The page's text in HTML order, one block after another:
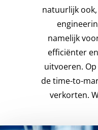
natuurlijk
namelijk
efficiënter
uitvoeren.
de time-to-
verkorten.